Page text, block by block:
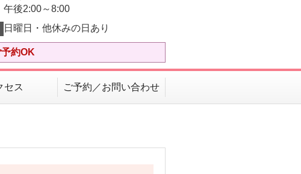
午後2:00～8:00
日曜日・他休みの日あり
約OK
セス ご予約／お問い合わせ